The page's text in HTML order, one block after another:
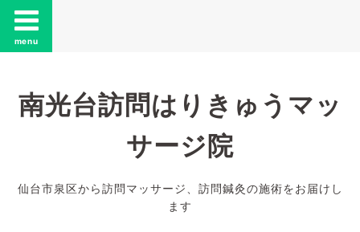
menu
南光台訪問はりきゅうマッ
サージ院
仙台市泉区から訪問マッサージ、訪問鍼灸の施術をお届けし
ます